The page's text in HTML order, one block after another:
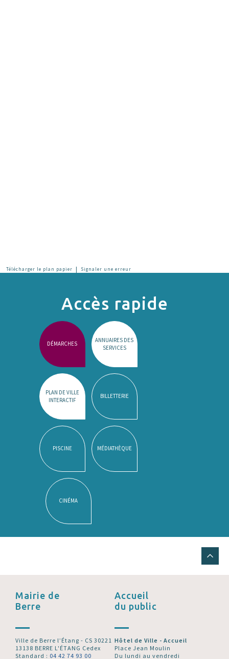
Télécharger le plan papier | Signaler une erreur
Accès rapide
DÉMARCHES
ANNUAIRES DES
SERVICES
PLAN DE VILLE
INTERACTIF
BILLETTERIE
PISCINE MÉDIATHÈQUE
CINÉMA
Mairie de
Berre
Ville de Berre l’Étang - CS 30221
13138 BERRE L'ÉTANG Cedex
Standard : 04 42 74 93 00
Accueil
du public
Hôtel de Ville - Accueil
Place Jean Moulin
Du lundi au vendredi